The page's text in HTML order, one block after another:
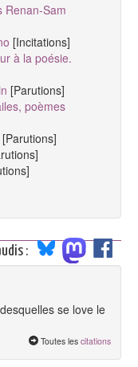
Renan-Sam
[Incitations]
à la poésie.
[Parutions]
poèmes
[Parutions]
:
se love le
Toutes les citations